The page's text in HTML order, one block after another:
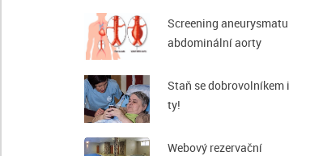
Screening aneurysmatu
abdominální aorty
Staň se dobrovolníkem i
ty!
Webový rezervační